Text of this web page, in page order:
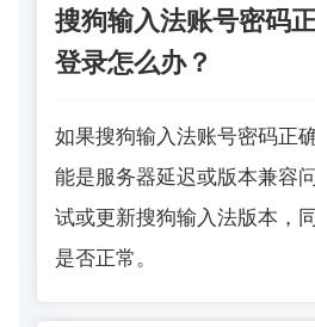
搜狗输入法账号密码
登录怎么办？
如果搜狗输入法账号密码正
能是服务器延迟或版本兼容
试或更新搜狗输入法版本，
是否正常。